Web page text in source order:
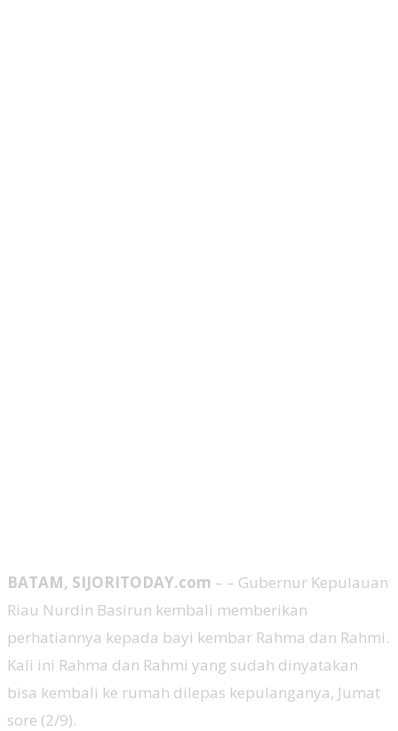
BATAM, SIJORITODAY.com – – Gubernur Kepulauan
Riau Nurdin Basirun kembali memberikan
perhatiannya kepada bayi kembar Rahma dan Rahmi.
Kali ini Rahma dan Rahmi yang sudah dinyatakan
bisa kembali ke rumah dilepas kepulanganya, Jumat
sore (2/9).